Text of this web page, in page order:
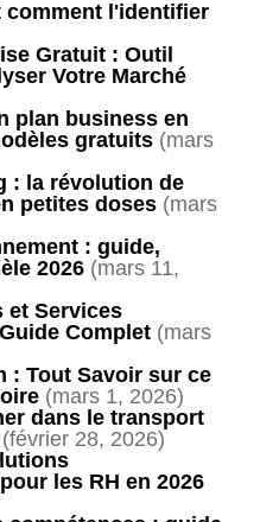
comment l'identifier
Gratuit : Outil
Votre Marché
plan business en
gratuits (mars
: la révolution de
petites doses (mars
: guide,
2026 (mars 11,
et Services
Complet (mars
: Tout Savoir sur ce
(mars 1, 2026)
dans le transport
(février 28, 2026)
les RH en 2026